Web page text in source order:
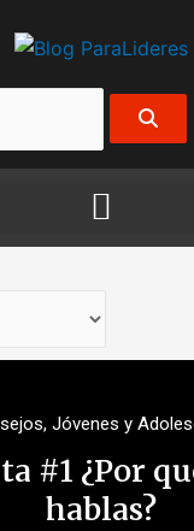
, Jóvenes y
#1 ¿Por
hablas?